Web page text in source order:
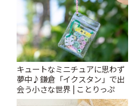
キュートなミニチュアに思わず
夢中♪鎌倉「イクスタン」で出
会う小さな世界 | ことりっぷ